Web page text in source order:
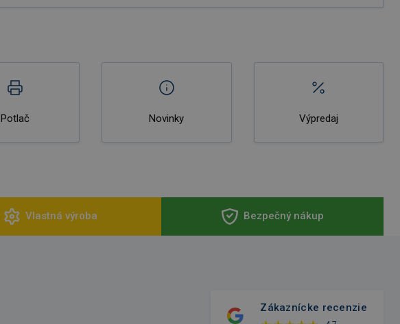
Potlač Novinky Výpredaj
Vlastná výroba Bezpečný nákup
Zákaznícke recenzie